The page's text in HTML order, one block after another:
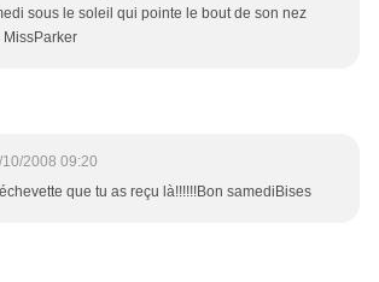
sous le soleil qui pointe le bout de son nez
MissParker
2008 09:20
que tu as reçu là!!!!!!Bon samediBises